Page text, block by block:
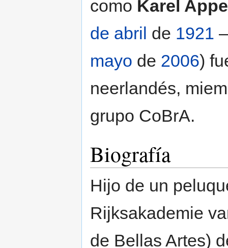
como Karel
de abril de 1921
mayo de 2006)
neerlandés,
grupo CoBrA.
Biografía
Hijo de un
Rijksakademie
de Bellas Artes)